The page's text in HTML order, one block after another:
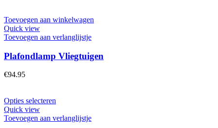
Toevoegen aan winkelwagen
Quick view
Toevoegen aan verlanglijstje
Plafondlamp Vliegtuigen
€94.95
Opties selecteren
Quick view
Toevoegen aan verlanglijstje